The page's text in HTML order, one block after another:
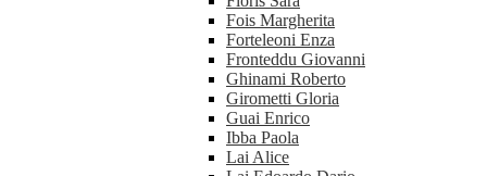
Fois Margherita
Forteleoni Enza
Fronteddu Giovanni
Ghinami Roberto
Girometti Gloria
Guai Enrico
Ibba Paola
Lai Alice